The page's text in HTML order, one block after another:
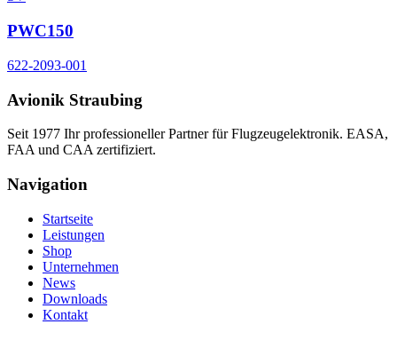
PWC150
622-2093-001
Avionik Straubing
Seit 1977 Ihr professioneller Partner für Flugzeugelektronik. EASA,
FAA und CAA zertifiziert.
Navigation
Startseite
Leistungen
Shop
Unternehmen
News
Downloads
Kontakt